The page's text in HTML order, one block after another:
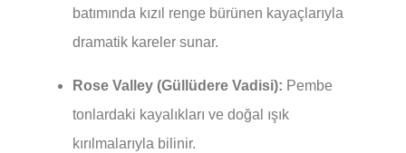
batımında kızıl renge bürünen kayaçlarıyla
dramatik kareler sunar.
Rose Valley (Güllüdere Vadisi): Pembe
tonlardaki kayalıkları ve doğal ışık
kırılmalarıyla bilinir.